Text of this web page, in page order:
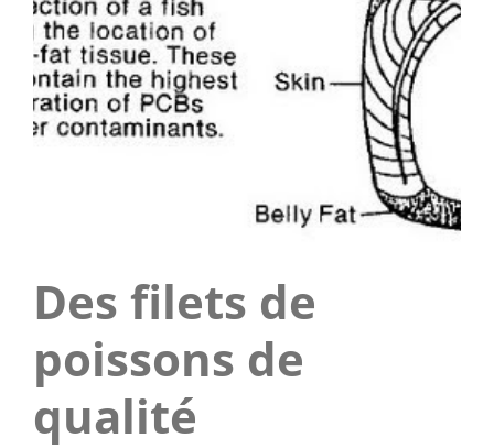
Des filets de
poissons de
qualité